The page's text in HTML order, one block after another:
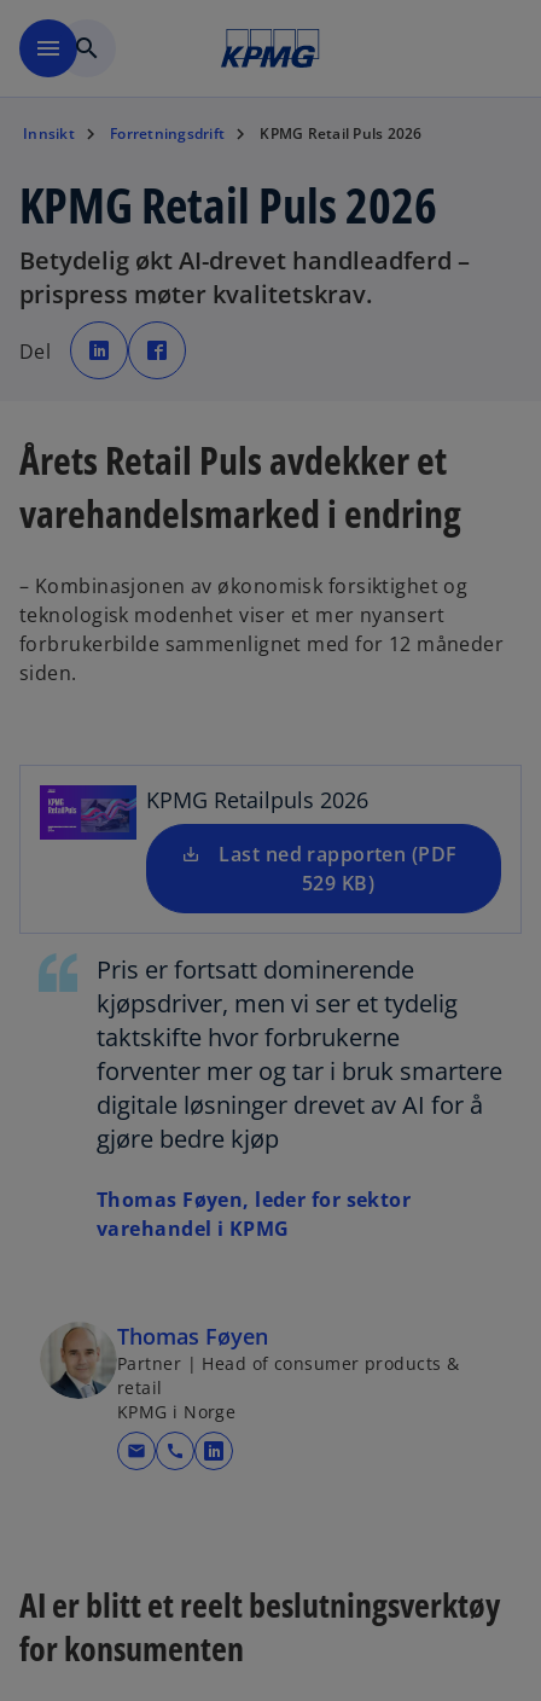
menu search
Innsikt Forretningsdrift KPMG Retail Puls 2026
KPMG Retail Puls 2026
Betydelig økt AI-drevet handleadferd –
prispress møter kvalitetskrav.
Del
o
p
e
n
e
w
b
p
e
n
w
a
b
Årets Retail Puls avdekker et
varehandelsmarked i endring
– Kombinasjonen av økonomisk forsiktighet og
teknologisk modenhet viser et mer nyansert
forbrukerbilde sammenlignet med for 12 måneder
siden.
KPMG Retailpuls 2026
Last ned rapporten (PDF
529 KB)
o
i
n
a
n
e
t
a
b
Pris er fortsatt dominerende
kjøpsdriver, men vi ser et tydelig
taktskifte hvor forbrukerne
forventer mer og tar i bruk smartere
digitale løsninger drevet av AI for å
gjøre bedre kjøp
Thomas Føyen, leder for sektor
varehandel i KPMG
Thomas Føyen
Partner | Head of consumer products &
retail
KPMG i Norge
mail call
o
i
n
a
AI er blitt et reelt beslutningsverktøy
for konsumenten